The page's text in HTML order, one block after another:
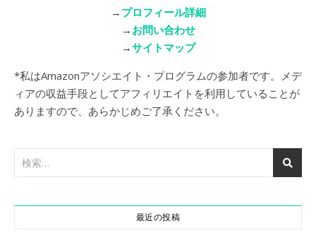
→ プロフィール詳細
→ お問い合わせ
→サイトマップ
*私はAmazonアソシエイト・プログラムの参加者です。メデ
ィアの収益手段としてアフィリエイトを利用していることが
ありますので、あらかじめご了承ください。
最近の投稿